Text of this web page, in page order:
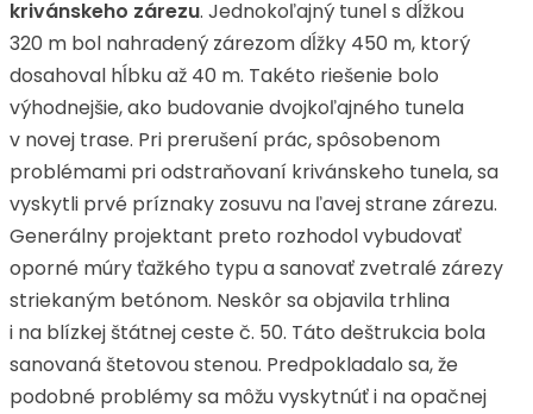
krivánskeho zárezu. Jednokoľajný tunel s dĺžkou
320 m bol nahradený zárezom dĺžky 450 m, ktorý
dosahoval hĺbku až 40 m. Takéto riešenie bolo
výhodnejšie, ako budovanie dvojkoľajného tunela
v novej trase. Pri prerušení prác, spôsobenom
problémami pri odstraňovaní krivánskeho tunela, sa
vyskytli prvé príznaky zosuvu na ľavej strane zárezu.
Generálny projektant preto rozhodol vybudovať
oporné múry ťažkého typu a sanovať zvetralé zárezy
striekaným betónom. Neskôr sa objavila trhlina
i na blízkej štátnej ceste č. 50. Táto deštrukcia bola
sanovaná štetovou stenou. Predpokladalo sa, že
podobné problémy sa môžu vyskytnúť i na opačnej